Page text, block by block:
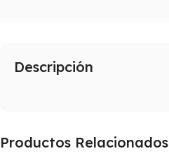
Descripción
Productos Relacionados